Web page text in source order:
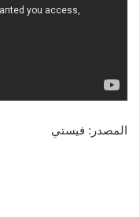
المصدر: فيستي